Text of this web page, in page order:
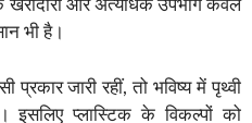
खरीदारी और अत्यधिक उपभोग केवल
भी है।
प्रकार जारी रहीं, तो भविष्य में पृथ्वी
इसलिए प्लास्टिक के विकल्पों को